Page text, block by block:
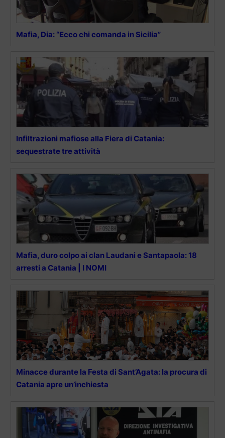
Mafia, Dia: “Ecco chi comanda in Sicilia”
Infiltrazioni mafiose alla Fiera di Catania:
sequestrate tre attività
Mafia, duro colpo ai clan Laudani e Santapaola: 18
arresti a Catania | I NOMI
Minacce durante la Festa di Sant’Agata: la procura di
Catania apre un’inchiesta